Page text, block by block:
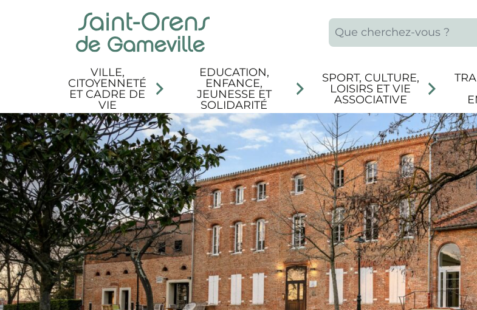
Que recherchez-vous ?
VILLE,
CITOYENNETÉ
ET CADRE DE
VIE
EDUCATION,
ENFANCE,
JEUNESSE ET
SOLIDARITÉ
SPORT, CULTURE,
LOISIRS ET VIE
ASSOCIATIVE